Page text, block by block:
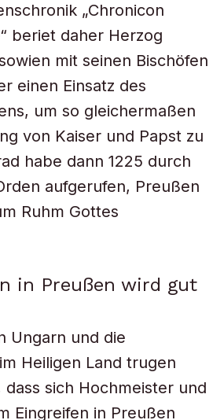
„Chronicon
beriet daher Herzog
mit seinen Bischöfen
einen Einsatz des
um so gleichermaßen
von Kaiser und Papst zu
habe dann 1225 durch
aufgerufen, Preußen
Ruhm Gottes
in Preußen wird gut
Ungarn und die
Heiligen Land trugen
sich Hochmeister und
Eingreifen in Preußen